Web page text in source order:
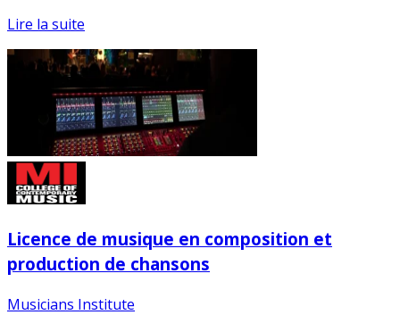
Lire la suite
Licence de musique en composition et
production de chansons
Musicians Institute